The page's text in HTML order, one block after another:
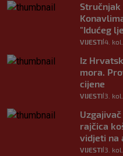
"Idućeg
VIJESTI 4. kol.
Iz
mora.
cijene
VIJESTI 3. kol.
rajčica
vidjeti na
VIJESTI 3. kol.